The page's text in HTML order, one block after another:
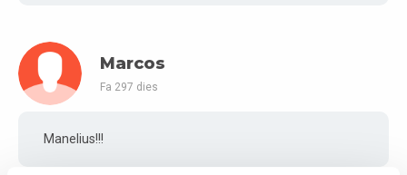
Marcos
Fa 297 dies
Manelius!!!